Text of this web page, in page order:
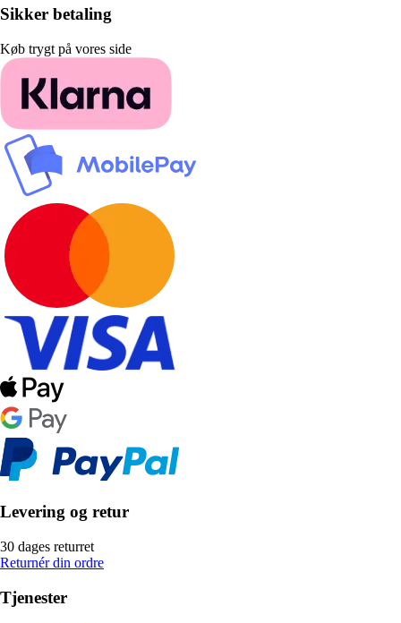
Sikker betaling
Køb trygt på vores side
Levering og retur
30 dages returret
Returnér din ordre
Tjenester